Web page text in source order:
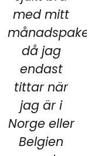
med mitt
månadspaket
då jag
endast
tittar när
jag är i
Norge eller
Belgien